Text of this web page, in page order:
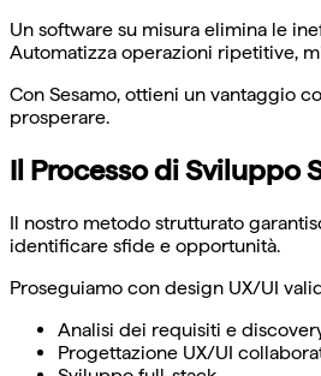
Un software su misura elimina le
Automatizza operazioni ripetitive,
Con Sesamo, ottieni un vantaggio
prosperare.
Il Processo di Sviluppo
Il nostro metodo strutturato
identificare sfide e opportunità.
Proseguiamo con design UX/UI
Analisi dei requisiti e
Progettazione UX/UI